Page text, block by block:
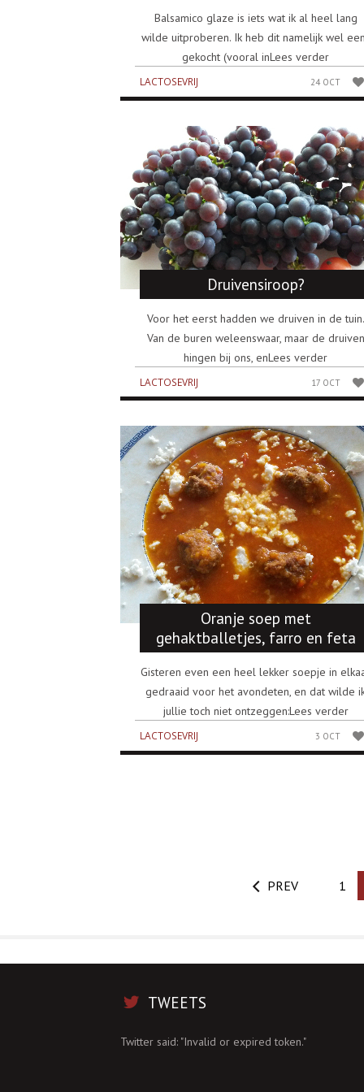
Balsamico glaze is iets wat ik al heel lang
wilde uitproberen. Ik heb dit namelijk wel
gekocht (vooral inLees verder
LACTOSEVRIJ 24 OCT
Druivensiroop?
Voor het eerst hadden we druiven in de tuin.
Van de buren weleenswaar, maar de druiven
hingen bij ons, enLees verder
LACTOSEVRIJ 17 OCT
Oranje soep met
gehaktballetjes, farro en feta
Gisteren even een heel lekker soepje in
gedraaid voor het avondeten, en dat wilde
jullie toch niet ontzeggen:Lees verder
LACTOSEVRIJ 3 OCT
PREV 1
TWEETS
Twitter said: "Invalid or expired token."